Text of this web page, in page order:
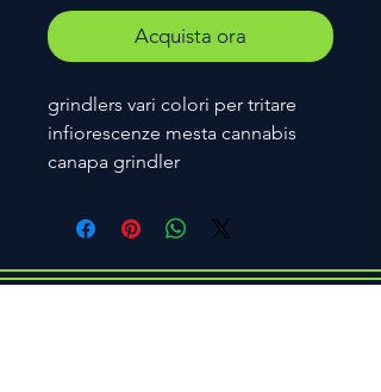
Acquista ora
grindlers vari colori per tritare
infiorescenze mesta cannabis
canapa grindler